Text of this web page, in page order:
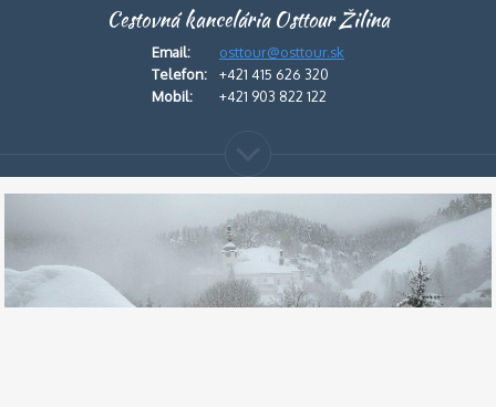
Cestovná kancelária Osttour Žilina
Email:
osttour@osttour.sk
Telefon:
+421 415 626 320
Mobil:
+421 903 822 122